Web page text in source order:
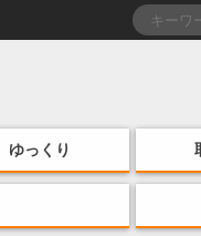
ゆっくり